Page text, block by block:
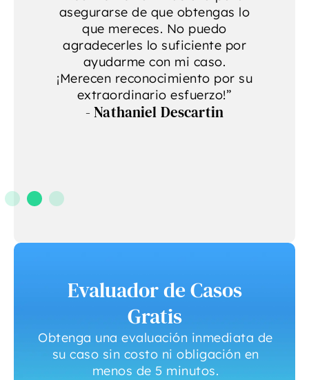
asegurarse de que obtengas lo
que mereces. No puedo
agradecerles lo suficiente por
ayudarme con mi caso.
¡Merecen reconocimiento por su
extraordinario esfuerzo!”
- Nathaniel Descartin
Evaluador de Casos
Gratis
Obtenga una evaluación inmediata de
su caso sin costo ni obligación en
menos de 5 minutos.